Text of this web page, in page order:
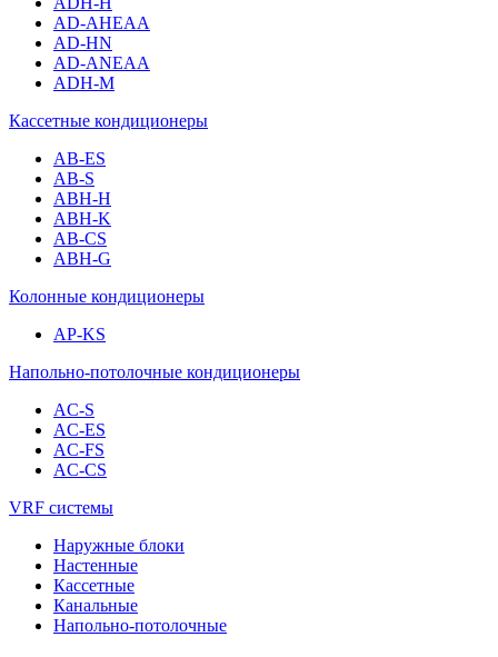
AD-AHEAA
AD-HN
AD-ANEAA
ADH-M
Кассетные кондиционеры
AB-ES
AB-S
ABH-H
ABH-K
AB-CS
ABH-G
Колонные кондиционеры
AP-KS
Напольно-потолочные кондиционеры
AC-S
AC-ES
AC-FS
AC-CS
VRF системы
Наружные блоки
Настенные
Кассетные
Канальные
Напольно-потолочные